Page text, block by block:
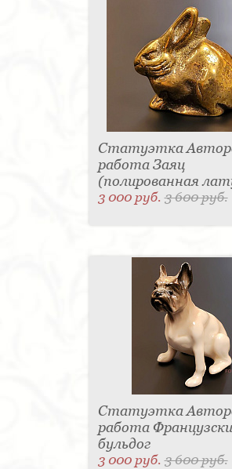
Статуэтка
работа Заяц
(полированная
3 000 руб.3 600 руб.
Статуэтка
работа
бульдог
3 000 руб.3 600 руб.